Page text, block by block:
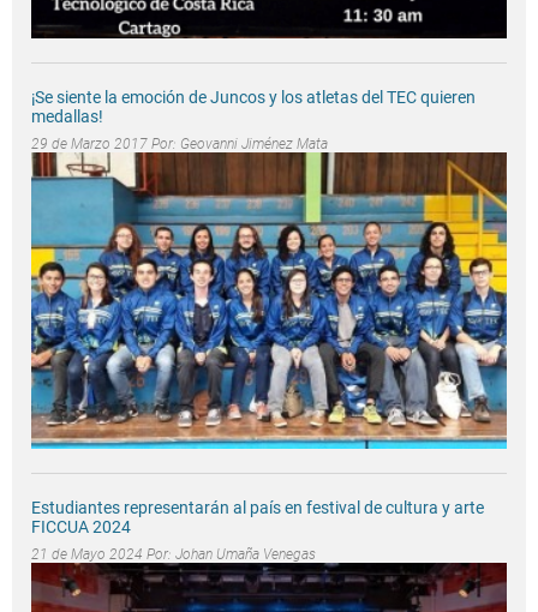
¡Se siente la emoción de Juncos y los atletas del TEC quieren
medallas!
29 de Marzo 2017 Por: Geovanni Jiménez Mata
Estudiantes representarán al país en festival de cultura y arte
FICCUA 2024
21 de Mayo 2024 Por: Johan Umaña Venegas